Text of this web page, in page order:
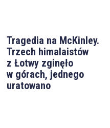
Tragedia na McKinley.
Trzech himalaistów
z Łotwy zginęło
w górach, jednego
uratowano